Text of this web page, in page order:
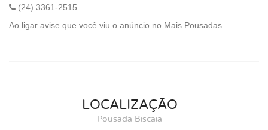
(24) 3361-2515
Ao ligar avise que você viu o anúncio no Mais Pousadas
LOCALIZAÇÃO
Pousada Biscaia